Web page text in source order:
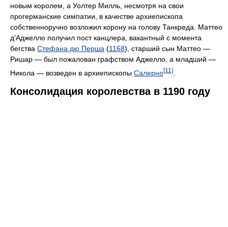
новым королем, а Уолтер Милль, несмотря на свои
прогерманские симпатии, в качестве архиепископа
собственноручно возложил корону на голову Танкреда. Маттео
д’Аджелло получил пост канцлера, вакантный с момента
бегства Стефана дю Перша (1168), старший сын Маттео —
Ришар — был пожалован графством Аджелло, а младший —
Никола — возведен в архиепископы Салерно[11]
Консолидация королевства в 1190 году